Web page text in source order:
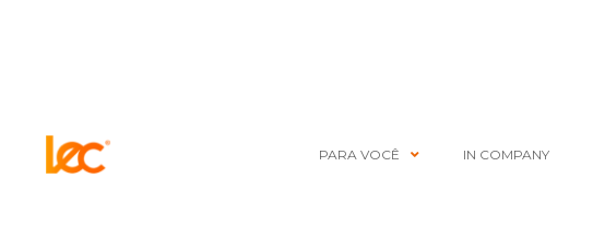
PARA VOCÊ IN COMPANY